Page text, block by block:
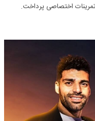
اختصاصی پرداخت.